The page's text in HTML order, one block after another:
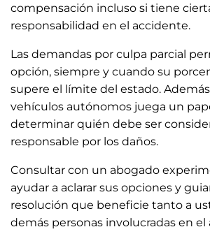
compensación incluso si tiene
responsabilidad en el accidente.
Las demandas por culpa parcial
opción, siempre y cuando su
supere el límite del estado.
vehículos autónomos juega un
determinar quién debe ser
responsable por los daños.
Consultar con un abogado
ayudar a aclarar sus opciones y
resolución que beneficie tanto a
demás personas involucradas en el